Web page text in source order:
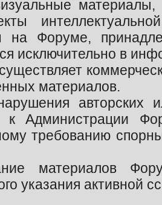
на Форуме,
исключительно в
материалов.
авторских
к Администрации
требованию
материалов
указания активной